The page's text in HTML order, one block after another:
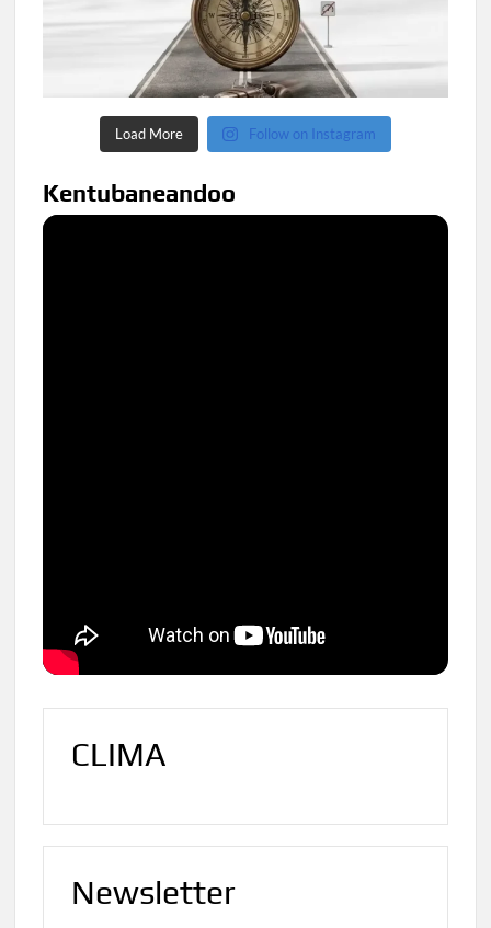
Load More Follow on Instagram
Kentubaneandoo
CLIMA
Newsletter